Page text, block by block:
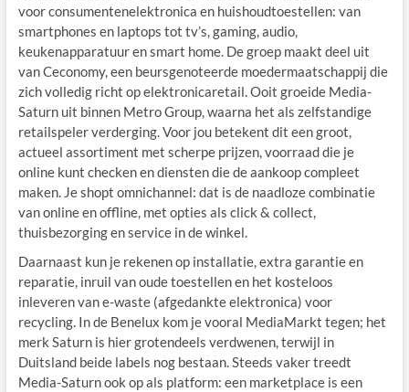
voor consumentenelektronica en huishoudtoestellen: van
smartphones en laptops tot tv’s, gaming, audio,
keukenapparatuur en smart home. De groep maakt deel uit
van Ceconomy, een beursgenoteerde moedermaatschappij die
zich volledig richt op elektronicaretail. Ooit groeide Media-
Saturn uit binnen Metro Group, waarna het als zelfstandige
retailspeler verderging. Voor jou betekent dit een groot,
actueel assortiment met scherpe prijzen, voorraad die je
online kunt checken en diensten die de aankoop compleet
maken. Je shopt omnichannel: dat is de naadloze combinatie
van online en offline, met opties als click & collect,
thuisbezorging en service in de winkel.
Daarnaast kun je rekenen op installatie, extra garantie en
reparatie, inruil van oude toestellen en het kosteloos
inleveren van e-waste (afgedankte elektronica) voor
recycling. In de Benelux kom je vooral MediaMarkt tegen; het
merk Saturn is hier grotendeels verdwenen, terwijl in
Duitsland beide labels nog bestaan. Steeds vaker treedt
Media-Saturn ook op als platform: een marketplace is een